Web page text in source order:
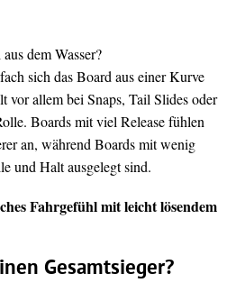
dem Wasser?
sich das Board aus einer Kurve
vor allem bei Snaps, Tail Slides oder
Boards mit viel Release fühlen
an, während Boards mit wenig
und Halt ausgelegt sind.
Fahrgefühl mit leicht lösendem
Gesamtsieger?